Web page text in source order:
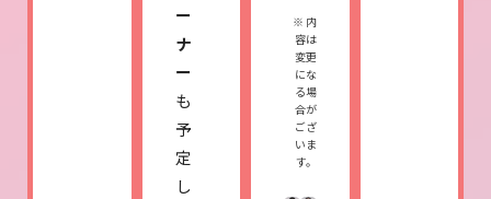
ー
ナ
ー
も
予
定
し
※ 内
容は
変更
にな
る場
合が
ござ
いま
す。